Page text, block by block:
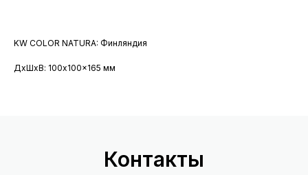
KW COLOR NATURA: Финляндия
ДxШxВ: 100x100x165 мм
Контакты